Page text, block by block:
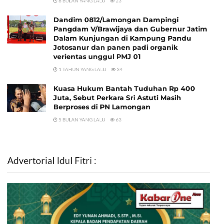
Dandim 0812/Lamongan Dampingi
Pangdam V/Brawijaya dan Gubernur Jatim
Dalam Kunjungan di Kampung Pandu
Jotosanur dan panen padi organik
verientas unggul PMJ 01
1 TAHUN YANG LALU 34
Kuasa Hukum Bantah Tuduhan Rp 400
Juta, Sebut Perkara Sri Astuti Masih
Berproses di PN Lamongan
5 BULAN YANG LALU 63
Advertorial Idul Fitri :